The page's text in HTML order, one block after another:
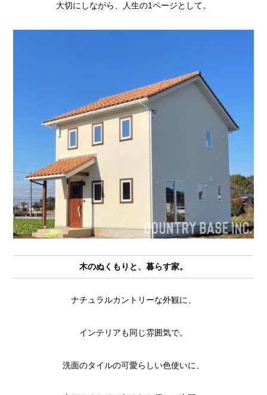
大切にしながら、人生の1ページとして。
木のぬくもりと、暮らす家。
ナチュラルカントリーな外観に、
インテリアも同じ雰囲気で。
洗面のタイルの可愛らしい色使いに、